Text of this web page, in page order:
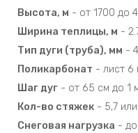
Высота, м - от 1700 до
Ширина теплицы, м -
Тип дуги (труба), мм -
Поликарбонат - лист 6
Шаг дуг - от 65 см до 1
Кол-во стяжек - 5,7
Снеговая нагрузка -